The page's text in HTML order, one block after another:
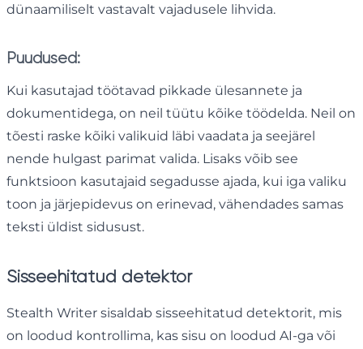
dünaamiliselt vastavalt vajadusele lihvida.
Puudused:
Kui kasutajad töötavad pikkade ülesannete ja
dokumentidega, on neil tüütu kõike töödelda. Neil on
tõesti raske kõiki valikuid läbi vaadata ja seejärel
nende hulgast parimat valida. Lisaks võib see
funktsioon kasutajaid segadusse ajada, kui iga valiku
toon ja järjepidevus on erinevad, vähendades samas
teksti üldist sidusust.
Sisseehitatud detektor
Stealth Writer sisaldab sisseehitatud detektorit, mis
on loodud kontrollima, kas sisu on loodud AI-ga või